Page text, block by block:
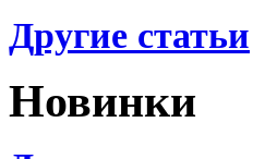
Другие статьи
Новинки